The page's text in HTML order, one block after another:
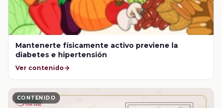
Mantenerte físicamente activo previene la
diabetes e hipertensión
Ver contenido
CONTENIDO